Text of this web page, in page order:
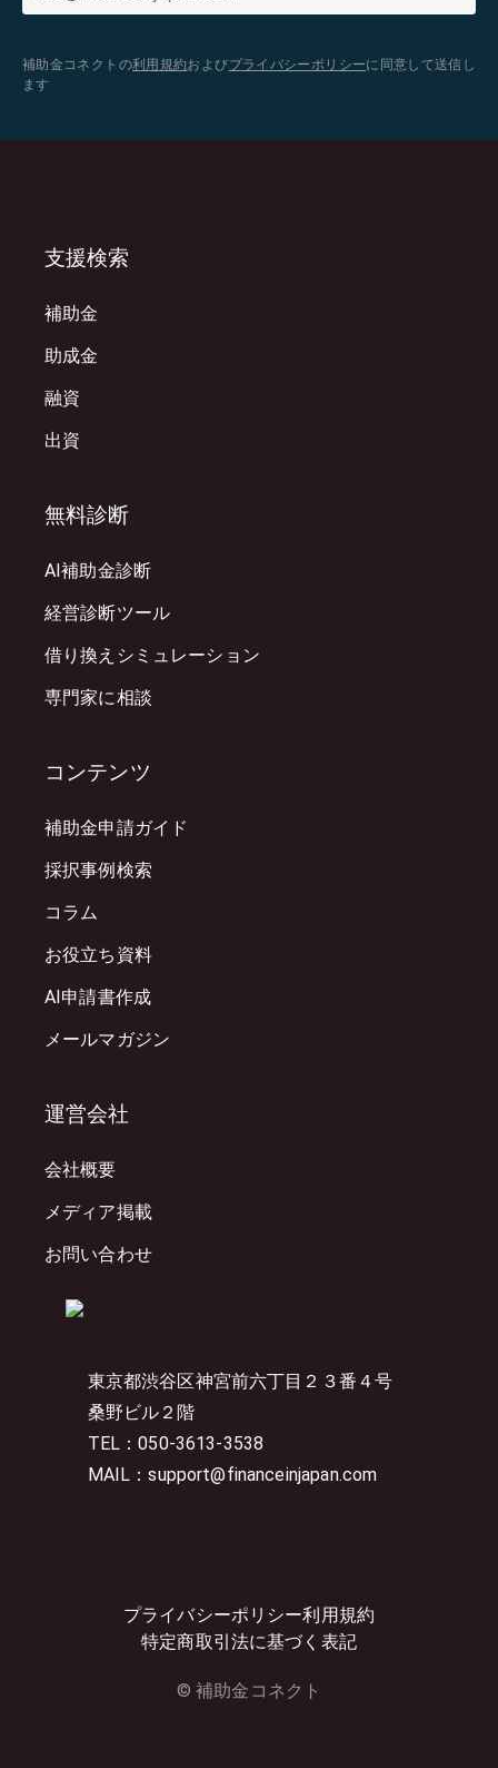
補助金コネクトの利用規約およびプライバシーポリシーに同意して送信し
ます
東京都渋谷区神宮前六丁目２３番４号
桑野ビル２階
TEL：050-3613-3538
MAIL：support@financeinjapan.com
プライバシーポリシー利用規約
特定商取引法に基づく表記
© 補助金コネクト
支援検索
補助金
助成金
融資
出資
無料診断
AI補助金診断
経営診断ツール
借り換えシミュレーション
専門家に相談
コンテンツ
補助金申請ガイド
採択事例検索
コラム
お役立ち資料
AI申請書作成
メールマガジン
運営会社
会社概要
メディア掲載
お問い合わせ